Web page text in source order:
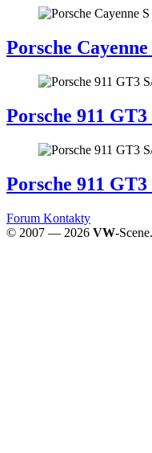
Porsche Cayenne
Porsche 911
Porsche 911 GT3
Forum Kontakty
© 2007 — 2026 VW-